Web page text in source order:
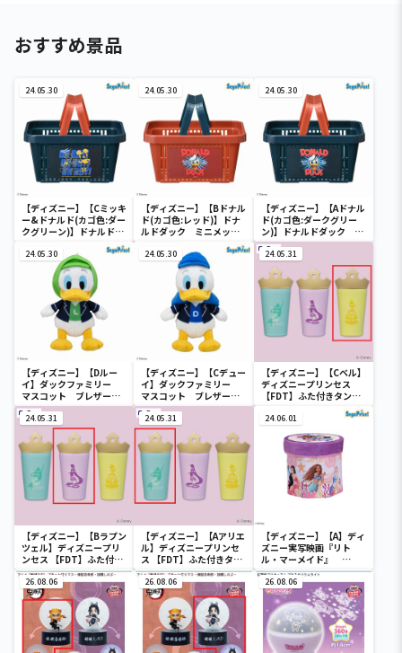
おすすめ景品
24.05.30
【ディズニー】【Cミッキ
ー&ドナルド(カゴ色:ダー
クグリーン)】ドナルドダ
ック ミニメッシュカゴ
24.05.30
【ディズニー】【Bドナル
ド(カゴ色:レッド)】ドナ
ルドダック ミニメッシ
24.05.30
【ディズニー】【Aドナル
ド(カゴ色:ダークグリー
ン)】ドナルドダック ミ
ニメッシュカゴ
24.05.30
【ディズニー】【Dルー
イ】ダックファミリー
マスコット ブレザーコ
スチューム
24.05.30
【ディズニー】【Cデュー
イ】ダックファミリー
マスコット ブレザーコ
スチューム
24.05.31
【ディズニー】【Cベル】
ディズニープリンセス
【FDT】ふた付きタンブ
24.05.31
【ディズニー】【Bラプン
ツェル】ディズニープリ
ンセス 【FDT】ふた付き
タンブラー
24.05.31
【ディズニー】【Aアリエ
ル】ディズニープリンセ
ス 【FDT】ふた付きタン
ブラー
24.06.01
【ディズニー】【A】ディ
ズニー実写映画『リト
ル・マーメイド』
[PtZ]折り畳みボックス
チェアー
26.08.06 26.08.06 26.08.06